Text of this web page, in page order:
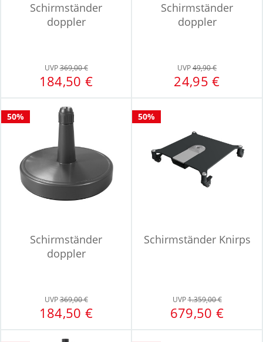
Schirmständer
doppler
UVP369,00 €
184,50 €
Schirmständer
doppler
UVP49,90 €
24,95 €
50%
Schirmständer
doppler
UVP369,00 €
184,50 €
50%
Schirmständer Knirps
UVP1.359,00 €
679,50 €